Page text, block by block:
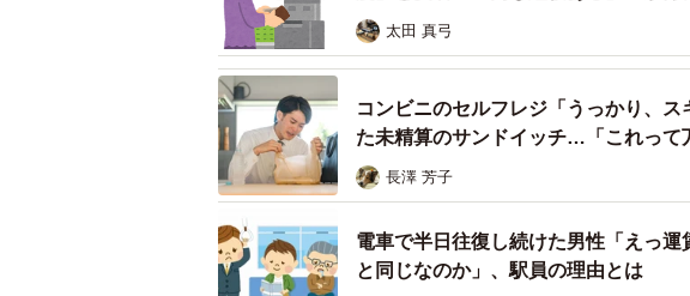
え、ペナルティとしての「増運賃」が請求されます。
この金額は非常に高額になるケースがあります。例え
日から不正が発覚した日まで、毎日1往復分の運賃」
合計3倍の金額を請求する規定になっています。
おりです。
太田 真弓
コンビニのセルフレジ「うっかり、
た未精算のサンドイッチ…「これって
長澤 芳子
電車で半日往復し続けた男性「えっ
と同じなのか」、駅員の理由とは